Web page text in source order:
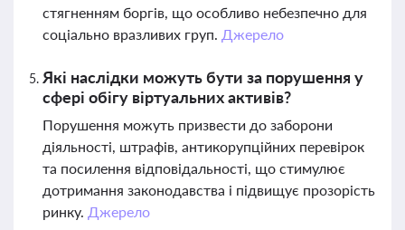
стягненням боргів, що особливо небезпечно для
соціально вразливих груп. Джерело
Які наслідки можуть бути за порушення у
сфері обігу віртуальних активів?
Порушення можуть призвести до заборони
діяльності, штрафів, антикорупційних перевірок
та посилення відповідальності, що стимулює
дотримання законодавства і підвищує прозорість
ринку. Джерело